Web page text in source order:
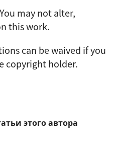
may not alter,
this work.
can be waived if you
copyright holder.
этого автора